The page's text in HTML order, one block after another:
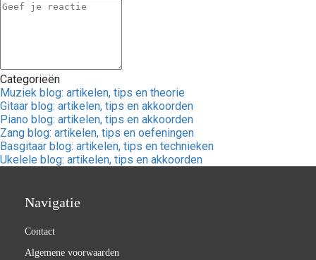
Categorieën
Muziek blog: artikelen, tips en theorie
Gitaar blog: artikelen, tips en akkoorden
Piano blog: artikelen, tips en akkoorden
Zang blog: artikelen, tips en oefeningen
Basgitaar blog: artikelen, tips en technieken
Ukelele blog: artikelen, tips en akkoorden
Navigatie
Contact
Algemene voorwaarden